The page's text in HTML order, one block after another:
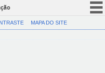
CORONAVÍRUS (COVID-19)
MAPA DO SITE